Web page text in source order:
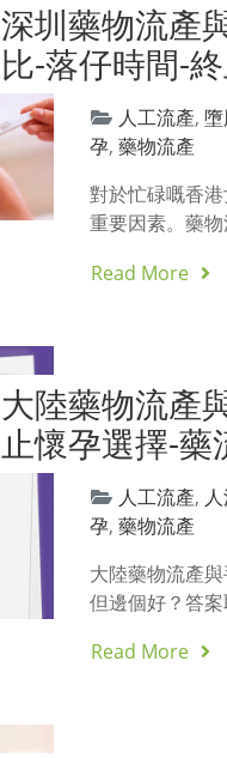
深圳藥物流產
比-落仔時間-
人工流產,
孕,藥物流產
對於忙碌嘅香
重要因素。藥
Read More
大陸藥物流產
止懷孕選擇-藥
人工流產,
孕,藥物流產
大陸藥物流產
但邊個好？答
Read More